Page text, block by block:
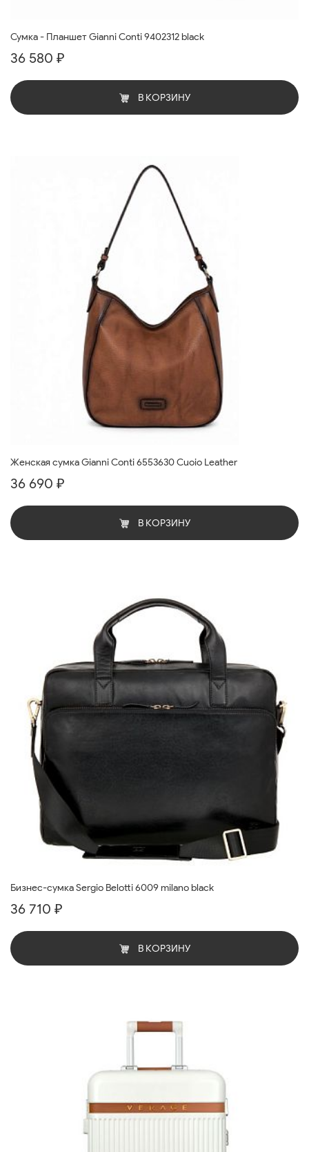
Сумка - Планшет Gianni Conti 9402312 black
36 580 ₽
В КОРЗИНУ
Женская сумка Gianni Conti 6553630 Cuoio Leather
36 690 ₽
В КОРЗИНУ
Бизнес-сумка Sergio Belotti 6009 milano black
36 710 ₽
В КОРЗИНУ